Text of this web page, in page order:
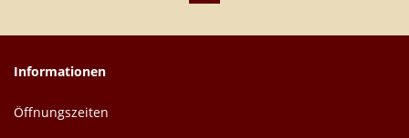
Informationen
Öffnungszeiten